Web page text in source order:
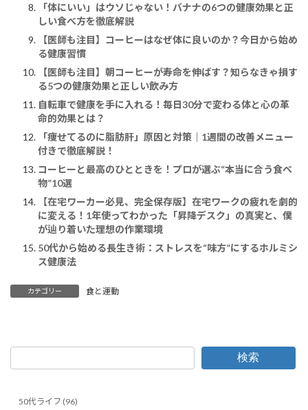
「体にいい」はウソじゃない！バナナの6つの健康効果と正
しい食べ方を徹底解説
【医師も注目】コーヒーはなぜ体に良いのか？今日から始め
る健康習慣
【医師も注目】朝コーヒーが寿命を伸ばす？知らなきゃ損す
る5つの健康効果と正しい飲み方
自転車で健康を手に入れる！毎日30分で変わる体と心の革
命的効果とは？
「痩せてるのに脂肪肝」原因と対策｜1週間の改善メニュー
付きで徹底解説！
コーヒーと最高のひとときを！プロが選ぶ“本当に合う食べ
物”10選
【在宅ワーカー必見、完全保存版】在宅ワークの疲れを劇的
に変える！1年使ってわかった「昇降デスク」の真実と、僕
が辿り着いた理想の作業環境
50代から始める長生き術：ストレスを“味方”にするホルミシ
ス健康法
カテゴリー 食と運動
検索
50代ライフ (96)